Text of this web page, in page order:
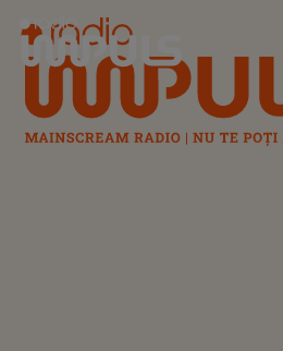
Radio Impuls